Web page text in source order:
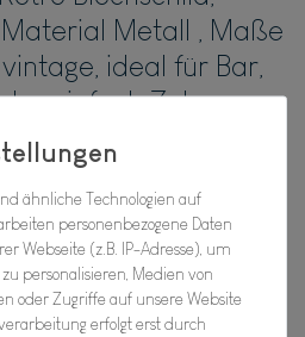
Material Metall , Maße
ideal für Bar,
einfach Zuhause
ähnliche Technologien auf
personenbezogene Daten
Webseite (z.B. IP-Adresse), um
personalisieren, Medien von
oder Zugriffe auf unsere Website
erfolgt erst durch